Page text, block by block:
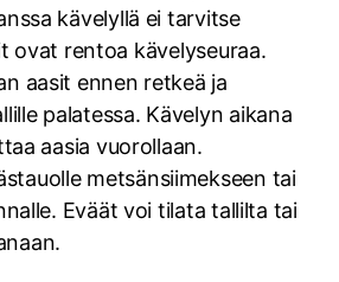
kävelyllä ei tarvitse
ovat rentoa kävelyseuraa.
aasit ennen retkeä ja
palatessa. Kävelyn aikana
aasia vuorollaan.
metsänsiimekseen tai
Eväät voi tilata tallilta tai